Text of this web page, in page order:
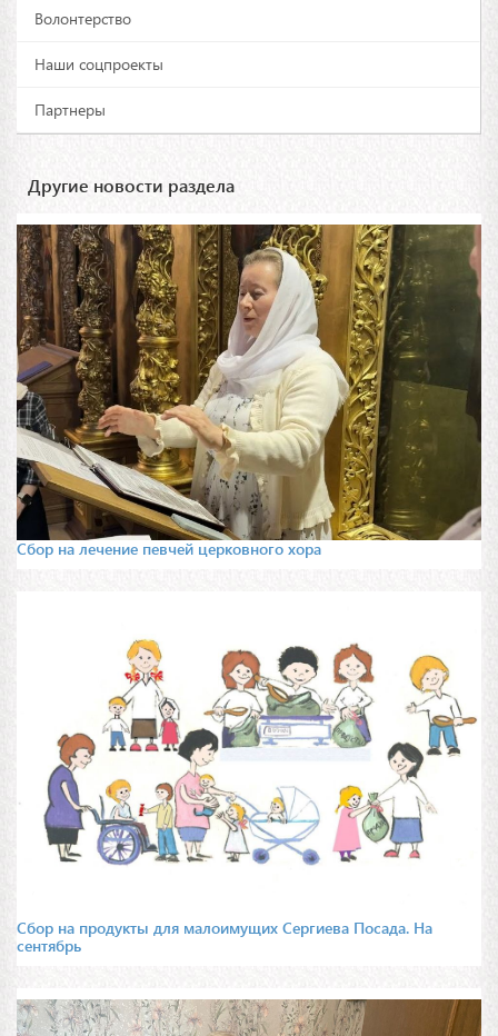
Волонтерство
Наши соцпроекты
Партнеры
Другие новости раздела
Сбор на лечение певчей церковного хора
Сбор на продукты для малоимущих Сергиева Посада. На
сентябрь